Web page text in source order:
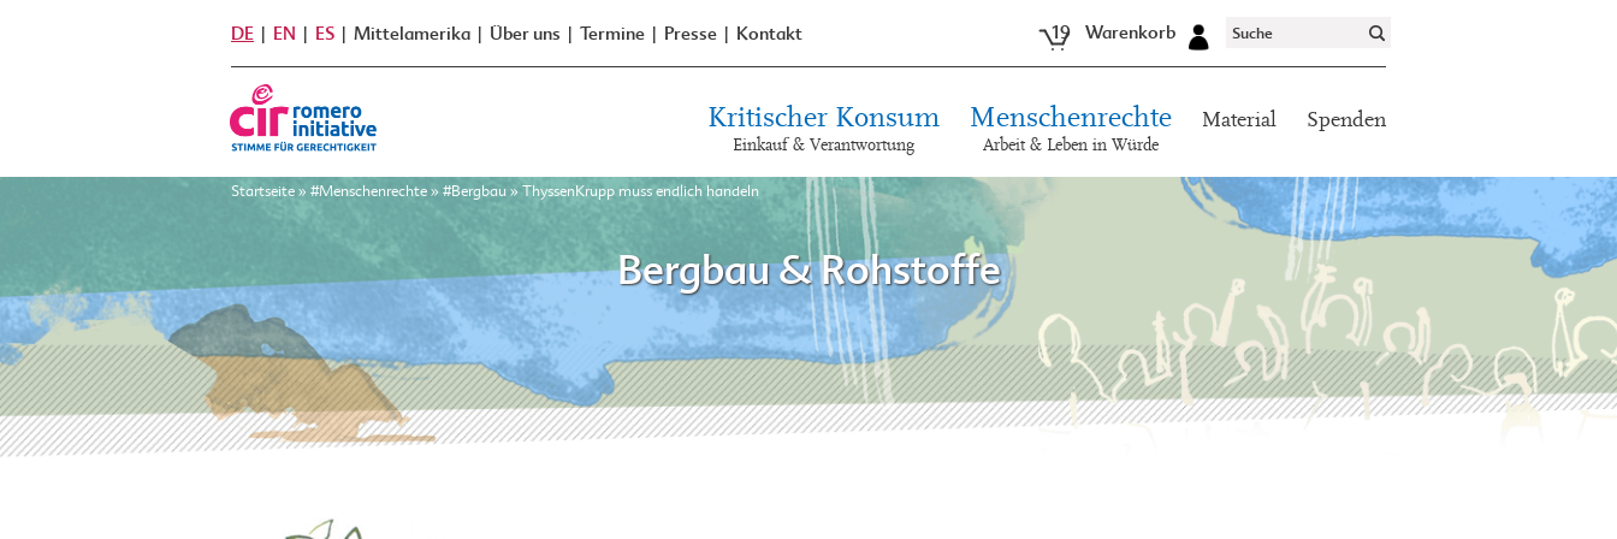
DE EN ES Mittelamerika Über uns Termine Presse Kontakt 19 Warenkorb
Kritischer Konsum
Einkauf & Verantwortung
Menschenrechte
Arbeit & Leben in Würde
Material Spenden
Startseite » #Menschenrechte » #Bergbau » ThyssenKrupp muss endlich handeln
Bergbau & Rohstoffe